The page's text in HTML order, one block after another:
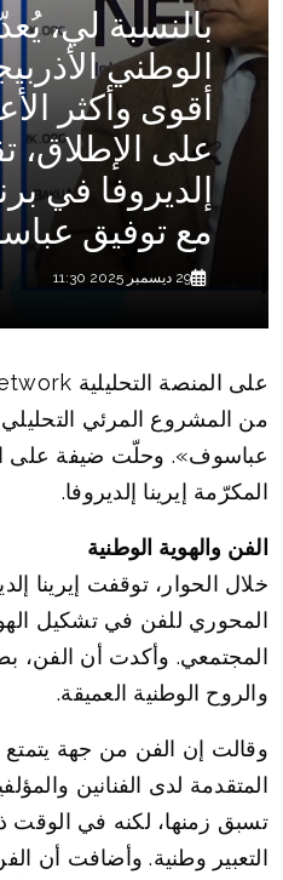
بالنسبة لي،
الوطني
أقوى وأكثر
على الإطلاق،
إلديروفا في
مع توفيق
29 ديسمبر 2025 11:30
من المشروع المرئي
عباسوف». وحلّت ضيفة على
المكرّمة إيرينا إلديروفا.
الفن والهوية الوطنية
خلال الحوار، توقفت إيرينا
المحوري للفن في تشكيل
المجتمعي. وأكدت أن الفن،
والروح الوطنية العميقة.
وقالت إن الفن من جهة يتمتع
المتقدمة لدى الفنانين
تسبق زمنها، لكنه في الوقت
التعبير وطنية. وأضافت أن